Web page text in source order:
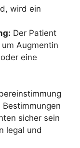
wird ein
Der Patient
Augmentin
eine
sicher sein
legal und